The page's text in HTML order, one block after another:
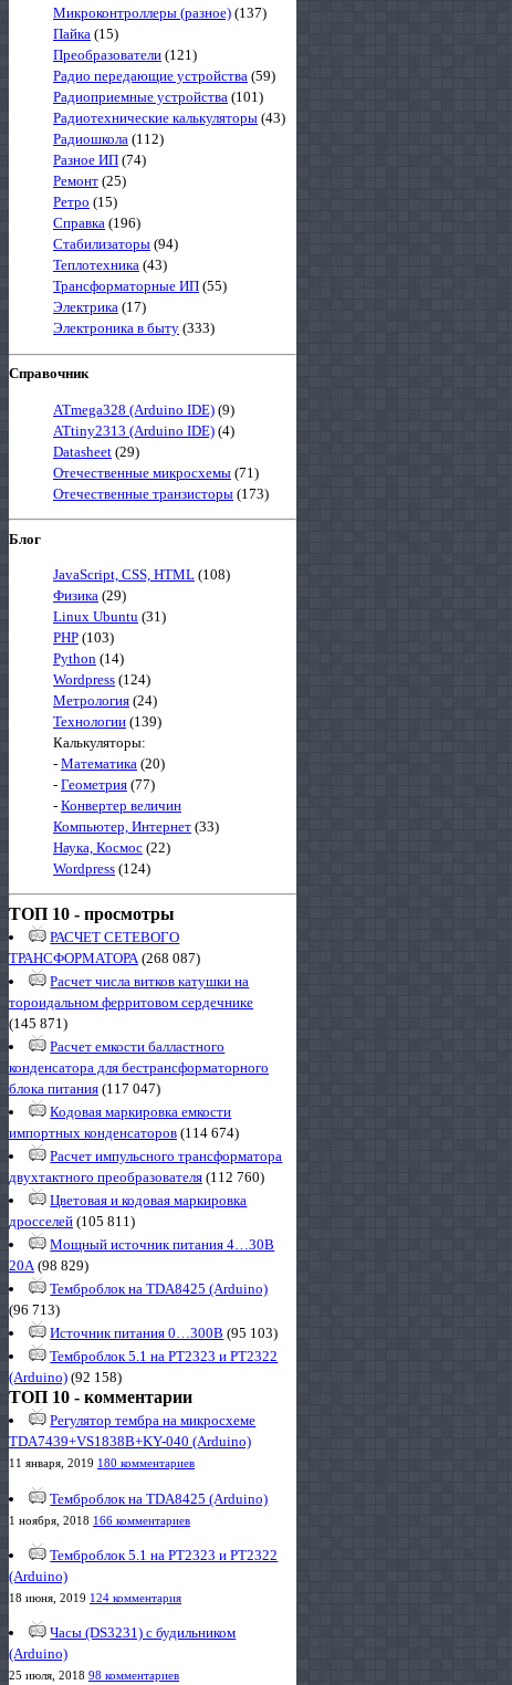
Микроконтроллеры (разное) (137)
Пайка (15)
Преобразователи (121)
Радио передающие устройства (59)
Радиоприемные устройства (101)
Радиотехнические калькуляторы (43)
Радиошкола (112)
Разное ИП (74)
Ремонт (25)
Ретро (15)
Справка (196)
Стабилизаторы (94)
Теплотехника (43)
Трансформаторные ИП (55)
Электрика (17)
Электроника в быту (333)
Справочник
ATmega328 (Arduino IDE) (9)
ATtiny2313 (Arduino IDE) (4)
Datasheet (29)
Отечественные микросхемы (71)
Отечественные транзисторы (173)
Блог
JavaScript, CSS, HTML (108)
Физика (29)
Linux Ubuntu (31)
PHP (103)
Python (14)
Wordpress (124)
Метрология (24)
Технологии (139)
Калькуляторы:
- Математика (20)
- Геометрия (77)
- Конвертер величин
Компьютер, Интернет (33)
Наука, Космос (22)
Wordpress (124)
ТОП 10 - просмотры
РАСЧЕТ СЕТЕВОГО
ТРАНСФОРМАТОРА(268 087)
Расчет числа витков катушки на
тороидальном ферритовом сердечнике
(145 871)
Расчет емкости балластного
конденсатора для бестрансформаторного
блока питания (117 047)
Кодовая маркировка емкости
импортных конденсаторов (114 674)
Расчет импульсного трансформатора
двухтактного преобразователя (112 760)
Цветовая и кодовая маркировка
дросселей (105 811)
Мощный источник питания 4…30В
20А(98 829)
Темброблок на TDA8425 (Arduino)
(96 713)
Источник питания 0…300В (95 103)
Темброблок 5.1 на PT2323 и PT2322
(Arduino) (92 158)
ТОП 10 - комментарии
Регулятор тембра на микросхеме
TDA7439+VS1838B+KY-040 (Arduino)
11 января, 2019 180 комментариев
Темброблок на TDA8425 (Arduino)
1 ноября, 2018 166 комментариев
Темброблок 5.1 на PT2323 и PT2322
(Arduino)
18 июня, 2019 124 комментария
Часы (DS3231) с будильником
(Arduino)
25 июля, 2018 98 комментариев